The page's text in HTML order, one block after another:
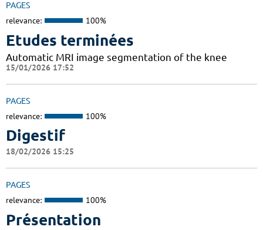
PAGES
relevance: 100%
Etudes terminées
Automatic MRI image segmentation of the knee
15/01/2026 17:52
PAGES
relevance: 100%
Digestif
18/02/2026 15:25
PAGES
relevance: 100%
Présentation